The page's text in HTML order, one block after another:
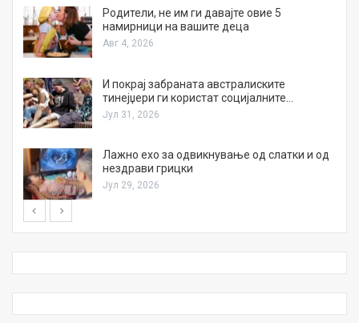
Родители, не им ги давајте овие 5
намирници на вашите деца
Авг 4, 2026
И покрај забраната австралиските
тинејџери ги користат социјалните…
Јул 31, 2026
Лажно ехо за одвикнување од слатки и од
нездрави грицки
Јул 29, 2026